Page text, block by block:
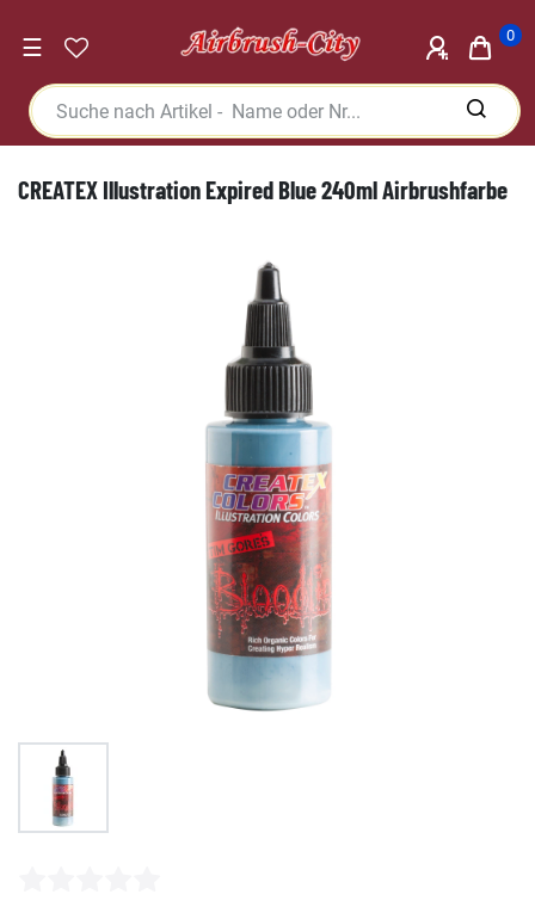
☰ 0
CREATEX Illustration Expired Blue 240ml Airbrushfarbe